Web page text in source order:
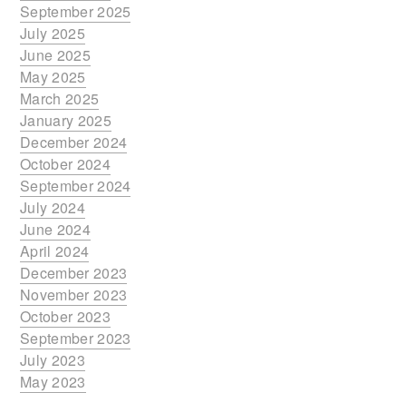
September 2025
July 2025
June 2025
May 2025
March 2025
January 2025
December 2024
October 2024
September 2024
July 2024
June 2024
April 2024
December 2023
November 2023
October 2023
September 2023
July 2023
May 2023